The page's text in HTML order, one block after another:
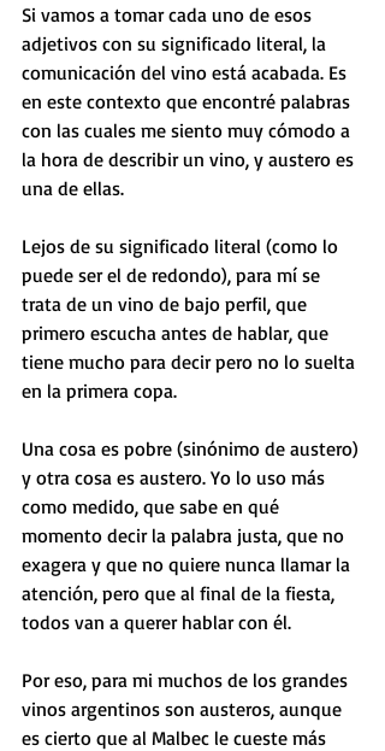
Si vamos a tomar cada uno de esos
adjetivos con su significado literal, la
comunicación del vino está acabada. Es
en este contexto que encontré palabras
con las cuales me siento muy cómodo a
la hora de describir un vino, y austero es
una de ellas.
Lejos de su significado literal (como lo
puede ser el de redondo), para mí se
trata de un vino de bajo perfil, que
primero escucha antes de hablar, que
tiene mucho para decir pero no lo suelta
en la primera copa.
Una cosa es pobre (sinónimo de austero)
y otra cosa es austero. Yo lo uso más
como medido, que sabe en qué
momento decir la palabra justa, que no
exagera y que no quiere nunca llamar la
atención, pero que al final de la fiesta,
todos van a querer hablar con él.
Por eso, para mi muchos de los grandes
vinos argentinos son austeros, aunque
es cierto que al Malbec le cueste más